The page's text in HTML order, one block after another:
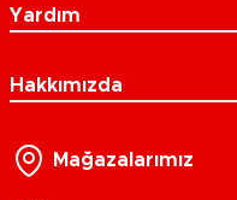
Yardım
Hakkımızda
Mağazalarımız